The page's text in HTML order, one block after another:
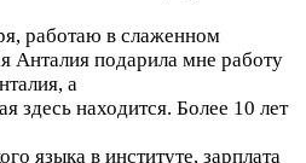
работаю в слаженном
Анталия подарила мне работу
а
здесь находится. Более 10 лет
языка в институте, зарплата